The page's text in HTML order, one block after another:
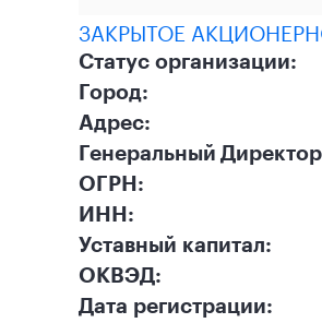
ЗАКРЫТОЕ
Статус организации:
Город:
Адрес:
Генеральный
ОГРН:
ИНН:
Уставный капитал:
ОКВЭД:
Дата регистрации: